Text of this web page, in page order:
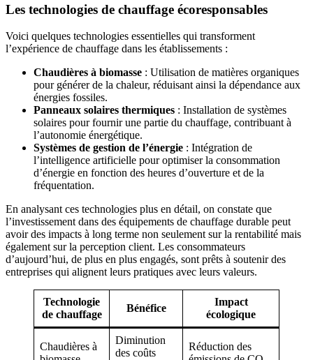
Les technologies de chauffage écoresponsables
Voici quelques technologies essentielles qui transforment
l’expérience de chauffage dans les établissements :
Chaudières à biomasse : Utilisation de matières organiques
pour générer de la chaleur, réduisant ainsi la dépendance aux
énergies fossiles.
Panneaux solaires thermiques : Installation de systèmes
solaires pour fournir une partie du chauffage, contribuant à
l’autonomie énergétique.
Systèmes de gestion de l’énergie : Intégration de
l’intelligence artificielle pour optimiser la consommation
d’énergie en fonction des heures d’ouverture et de la
fréquentation.
En analysant ces technologies plus en détail, on constate que
l’investissement dans des équipements de chauffage durable peut
avoir des impacts à long terme non seulement sur la rentabilité mais
également sur la perception client. Les consommateurs
d’aujourd’hui, de plus en plus engagés, sont prêts à soutenir des
entreprises qui alignent leurs pratiques avec leurs valeurs.
Technologie
de chauffage
Bénéfice
Impact
écologique
Chaudières à
Diminution
des coûts
Réduction des